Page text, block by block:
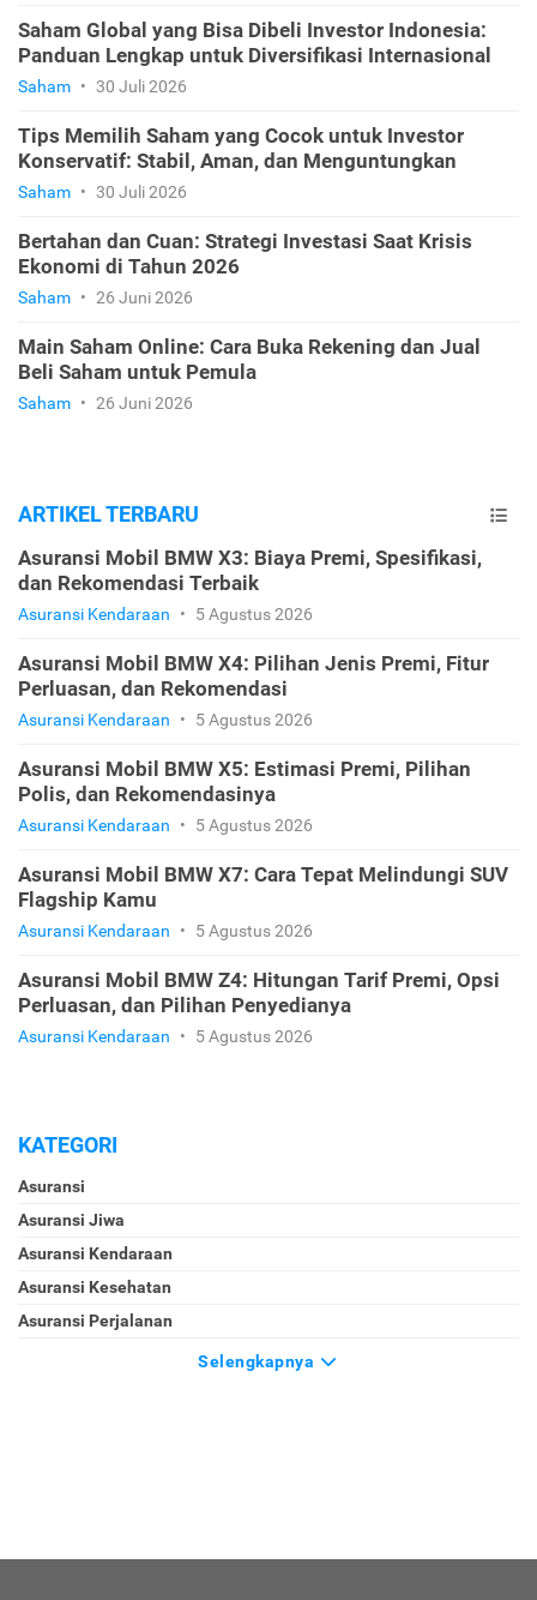
Saham Global yang Bisa Dibeli Investor Indonesia:
Panduan Lengkap untuk Diversifikasi Internasional
Saham • 30 Juli 2026
Tips Memilih Saham yang Cocok untuk Investor
Konservatif: Stabil, Aman, dan Menguntungkan
Saham • 30 Juli 2026
Bertahan dan Cuan: Strategi Investasi Saat Krisis
Ekonomi di Tahun 2026
Saham • 26 Juni 2026
Main Saham Online: Cara Buka Rekening dan Jual
Beli Saham untuk Pemula
Saham • 26 Juni 2026
ARTIKEL TERBARU
Asuransi Mobil BMW X3: Biaya Premi, Spesifikasi,
dan Rekomendasi Terbaik
Asuransi Kendaraan • 5 Agustus 2026
Asuransi Mobil BMW X4: Pilihan Jenis Premi, Fitur
Perluasan, dan Rekomendasi
Asuransi Kendaraan • 5 Agustus 2026
Asuransi Mobil BMW X5: Estimasi Premi, Pilihan
Polis, dan Rekomendasinya
Asuransi Kendaraan • 5 Agustus 2026
Asuransi Mobil BMW X7: Cara Tepat Melindungi SUV
Flagship Kamu
Asuransi Kendaraan • 5 Agustus 2026
Asuransi Mobil BMW Z4: Hitungan Tarif Premi, Opsi
Perluasan, dan Pilihan Penyedianya
Asuransi Kendaraan • 5 Agustus 2026
KATEGORI
Asuransi
Asuransi Jiwa
Asuransi Kendaraan
Asuransi Kesehatan
Asuransi Perjalanan
Selengkapnya